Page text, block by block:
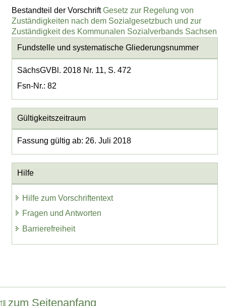
Bestandteil der VorschriftGesetz zur Regelung von
Zuständigkeiten nach dem Sozialgesetzbuch und zur
Zuständigkeit des Kommunalen Sozialverbands Sachsen
Fundstelle und systematische Gliederungsnummer
SächsGVBl. 2018 Nr. 11, S. 472
Fsn-Nr.: 82
Gültigkeitszeitraum
Fassung gültig ab: 26. Juli 2018
Hilfe
Hilfe zum Vorschriftentext
Fragen und Antworten
Barrierefreiheit
zum Seitenanfang